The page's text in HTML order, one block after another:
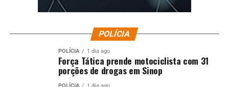
POLÍCIA
POLÍCIA 1 dia ago
Força Tática prende motociclista com 31
porções de drogas em Sinop